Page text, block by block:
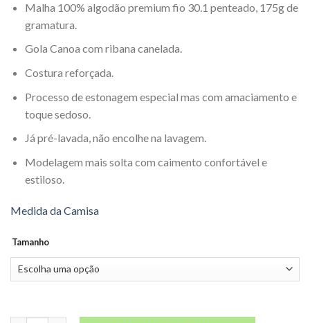
Malha 100% algodão premium fio 30.1 penteado, 175g de
gramatura.
Gola Canoa com ribana canelada.
Costura reforçada.
Processo de estonagem especial mas com amaciamento e
toque sedoso.
Já pré-lavada, não encolhe na lavagem.
Modelagem mais solta com caimento confortável e
estiloso.
Medida da Camisa
Tamanho